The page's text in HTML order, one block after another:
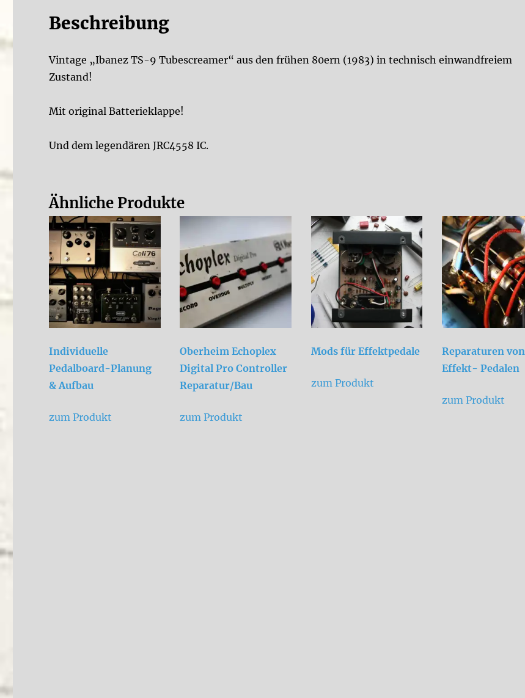
Beschreibung
Vintage „Ibanez TS-9 Tubescreamer“ aus den frühen 80ern (1983) in technisch einwandfreiem
Zustand!
Mit original Batterieklappe!
Und dem legendären JRC4558 IC.
Ähnliche Produkte
Individuelle
Pedalboard-Planung
& Aufbau
zum Produkt
Oberheim Echoplex
Digital Pro Controller
Reparatur/Bau
zum Produkt
Mods für Effektpedale
zum Produkt
Reparaturen von
Effekt- Pedalen
zum Produkt